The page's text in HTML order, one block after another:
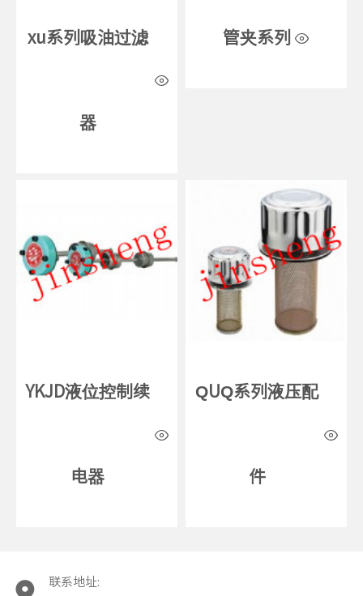
xu系列吸油过滤
器
管夹系列
YKJD液位控制续
电器
QUQ系列液压配
件
联系地址: